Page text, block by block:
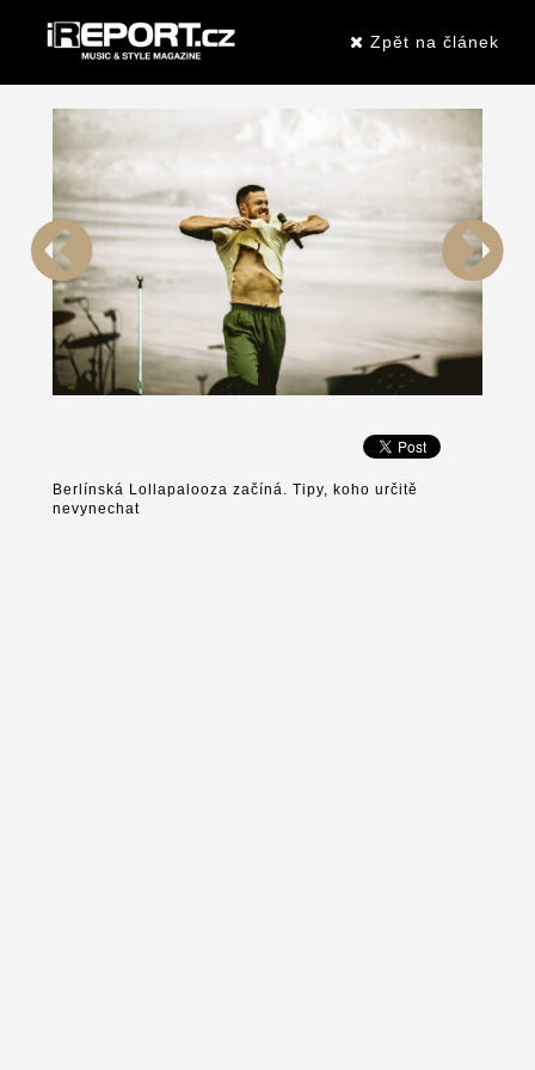
Zpět na článek
Berlínská Lollapalooza začíná. Tipy, koho určitě
nevynechat